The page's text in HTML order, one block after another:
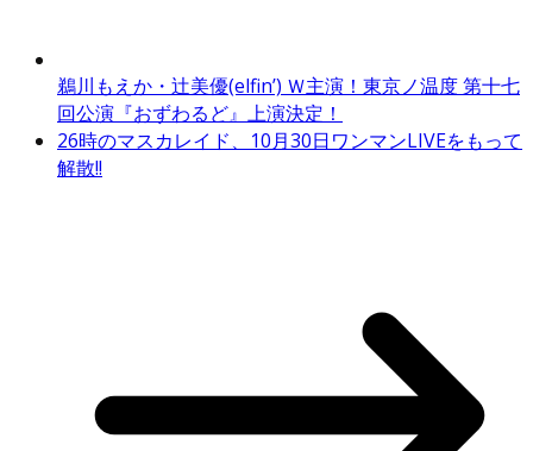
鵜川もえか・辻美優(elfin’) Ｗ主演！東京ノ温度 第十七
回公演『おずわるど』上演決定！
26時のマスカレイド、10月30日ワンマンLIVEをもって
解散!!